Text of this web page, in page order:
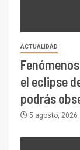
ACTUALIDAD
el eclipse
podrás
5 agosto, 2026